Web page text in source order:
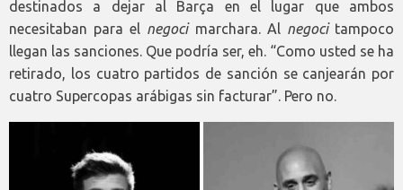
destinados a dejar al Barça en el lugar que ambos
necesitaban para el negocimarchara. Al negocitampoco
llegan las sanciones. Que podría ser, eh. “Como usted se ha
retirado, los cuatro partidos de sanción se canjearán por
cuatro Supercopas arábigas sin facturar”. Pero no.